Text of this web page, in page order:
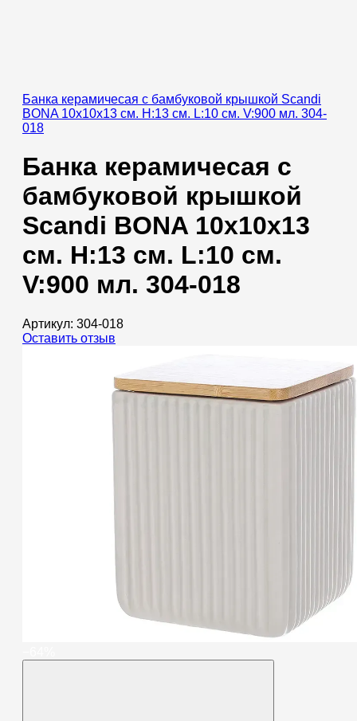
Банка керамичесая с бамбуковой крышкой Scandi
BONA 10x10x13 см. H:13 см. L:10 см. V:900 мл. 304-
018
Банка керамичесая с
бамбуковой крышкой
Scandi BONA 10x10x13
см. H:13 см. L:10 см.
V:900 мл. 304-018
Артикул: 304-018
Оставить отзыв